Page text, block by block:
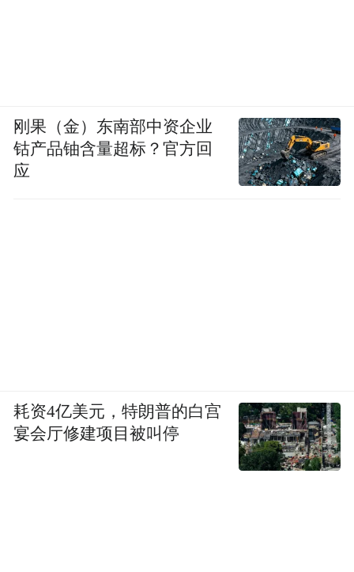
刚果（金）东南部中资企业
钴产品铀含量超标？官方回
应
耗资4亿美元，特朗普的白宫
宴会厅修建项目被叫停